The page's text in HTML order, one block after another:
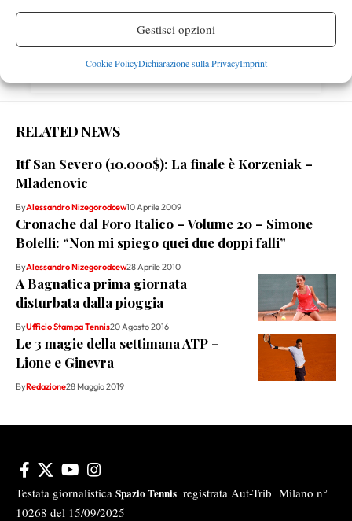
Gestisci opzioni
Cookie PolicyDichiarazione sulla PrivacyImprint
Instagram
RELATED NEWS
Itf San Severo (10.000$): La finale è Korzeniak –
Mladenovic
ByAlessandro Nizegorodcew10 Aprile 2009
Cronache dal Foro Italico – Volume 20 – Simone
Bolelli: “Non mi spiego quei due doppi falli”
ByAlessandro Nizegorodcew28 Aprile 2010
A Bagnatica prima giornata
disturbata dalla pioggia
ByUfficio Stampa Tennis20 Agosto 2016
Le 3 magie della settimana ATP –
Lione e Ginevra
ByRedazione28 Maggio 2019
Testata giornalistica Spazio Tennis registrata Aut-Trib Milano n°
10268 del 15/09/2025